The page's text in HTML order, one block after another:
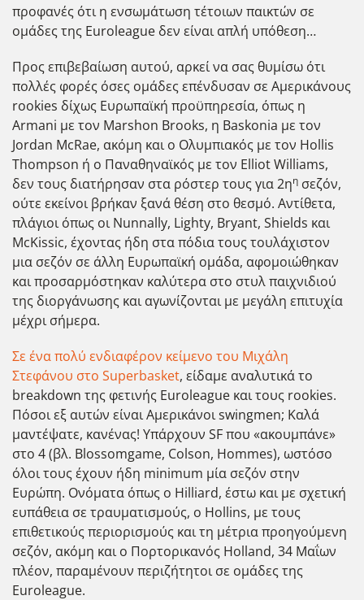
προφανές ότι η ενσωμάτωση τέτοιων παικτών σε
ομάδες της Euroleague δεν είναι απλή υπόθεση…
Προς επιβεβαίωση αυτού, αρκεί να σας θυμίσω ότι
πολλές φορές όσες ομάδες επένδυσαν σε Αμερικάνους
rookies δίχως Ευρωπαϊκή προϋπηρεσία, όπως η
Armani με τον Marshon Brooks, η Baskonia με τον
Jordan McRae, ακόμη και ο Ολυμπιακός με τον Hollis
Thompson ή ο Παναθηναϊκός με τον Elliot Williams,
δεν τους διατήρησαν στα ρόστερ τους για 2ηη σεζόν,
ούτε εκείνοι βρήκαν ξανά θέση στο θεσμό. Αντίθετα,
πλάγιοι όπως οι Nunnally, Lighty, Bryant, Shields και
McKissic, έχοντας ήδη στα πόδια τους τουλάχιστον
μια σεζόν σε άλλη Ευρωπαϊκή ομάδα, αφομοιώθηκαν
και προσαρμόστηκαν καλύτερα στο στυλ παιχνιδιού
της διοργάνωσης και αγωνίζονται με μεγάλη επιτυχία
μέχρι σήμερα.
Σε ένα πολύ ενδιαφέρον κείμενο του Μιχάλη
Στεφάνου στο Superbasket, είδαμε αναλυτικά το
breakdown της φετινής Euroleague και τους rookies.
Πόσοι εξ αυτών είναι Αμερικάνοι swingmen; Καλά
μαντέψατε, κανένας! Υπάρχουν SF που «ακουμπάνε»
στο 4 (βλ. Blossomgame, Colson, Hommes), ωστόσο
όλοι τους έχουν ήδη minimum μία σεζόν στην
Ευρώπη. Ονόματα όπως ο Hilliard, έστω και με σχετική
ευπάθεια σε τραυματισμούς, ο Hollins, με τους
επιθετικούς περιορισμούς και τη μέτρια προηγούμενη
σεζόν, ακόμη και ο Πορτορικανός Holland, 34 Μαΐων
πλέον, παραμένουν περιζήτητοι σε ομάδες της
Euroleague.